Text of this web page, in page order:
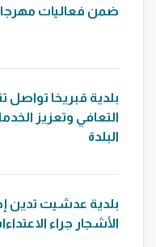
ضمن فعاليات
بلدية قبريخا تواصل
التعافي وتعزيز
البلدة
بلدية عدشيت تدين
الأشجار جراء